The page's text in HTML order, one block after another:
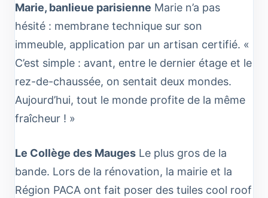
Marie, banlieue parisienne Marie n’a pas
hésité : membrane technique sur son
immeuble, application par un artisan certifié. «
C’est simple : avant, entre le dernier étage et le
rez-de-chaussée, on sentait deux mondes.
Aujourd’hui, tout le monde profite de la même
fraîcheur ! »
Le Collège des Mauges Le plus gros de la
bande. Lors de la rénovation, la mairie et la
Région PACA ont fait poser des tuiles cool roof